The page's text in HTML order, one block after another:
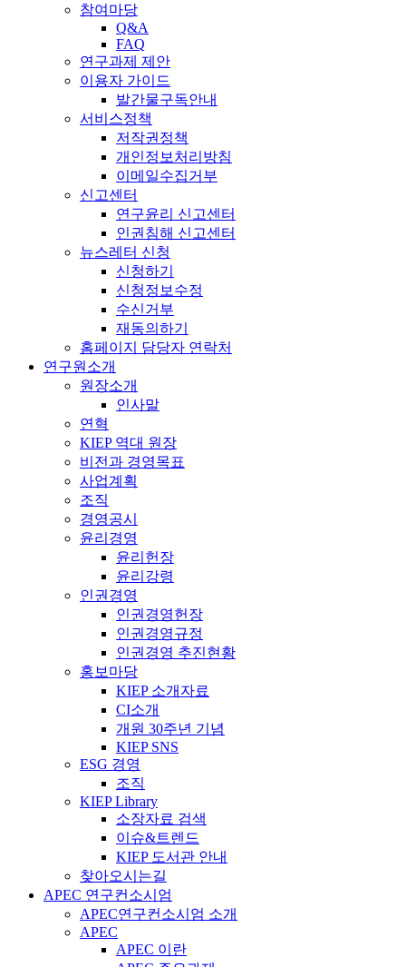
참여마당
Q&A
FAQ
연구과제 제안
이용자 가이드
발간물구독안내
서비스정책
저작권정책
개인정보처리방침
이메일수집거부
신고센터
연구윤리 신고센터
인권침해 신고센터
뉴스레터 신청
신청하기
신청정보수정
수신거부
재동의하기
홈페이지 담당자 연락처
연구원소개
원장소개
인사말
연혁
KIEP 역대 원장
비전과 경영목표
사업계획
조직
경영공시
윤리경영
윤리헌장
윤리강령
인권경영
인권경영헌장
인권경영규정
인권경영 추진현황
홍보마당
KIEP 소개자료
CI소개
개원 30주년 기념
KIEP SNS
ESG 경영
조직
KIEP Library
소장자료 검색
이슈&트렌드
KIEP 도서관 안내
찾아오시는길
APEC 연구컨소시엄
APEC연구컨소시엄 소개
APEC
APEC 이란